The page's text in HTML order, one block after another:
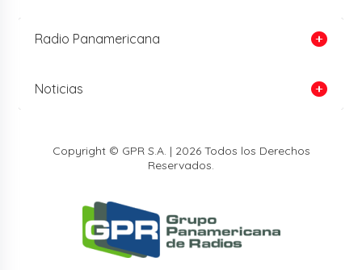
Radio Panamericana
Noticias
Copyright © GPR S.A. | 2026 Todos los Derechos
Reservados.